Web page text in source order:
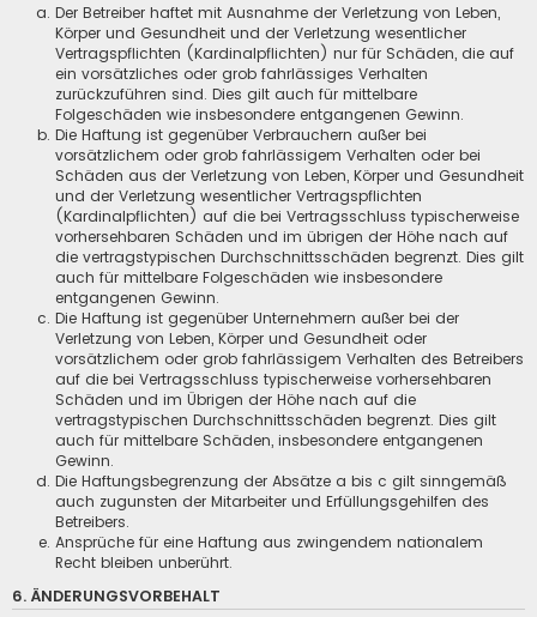
Der Betreiber haftet mit Ausnahme der Verletzung von Leben,
Körper und Gesundheit und der Verletzung wesentlicher
Vertragspflichten (Kardinalpflichten) nur für Schäden, die auf
ein vorsätzliches oder grob fahrlässiges Verhalten
zurückzuführen sind. Dies gilt auch für mittelbare
Folgeschäden wie insbesondere entgangenen Gewinn.
Die Haftung ist gegenüber Verbrauchern außer bei
vorsätzlichem oder grob fahrlässigem Verhalten oder bei
Schäden aus der Verletzung von Leben, Körper und Gesundheit
und der Verletzung wesentlicher Vertragspflichten
(Kardinalpflichten) auf die bei Vertragsschluss typischerweise
vorhersehbaren Schäden und im übrigen der Höhe nach auf
die vertragstypischen Durchschnittsschäden begrenzt. Dies gilt
auch für mittelbare Folgeschäden wie insbesondere
entgangenen Gewinn.
Die Haftung ist gegenüber Unternehmern außer bei der
Verletzung von Leben, Körper und Gesundheit oder
vorsätzlichem oder grob fahrlässigem Verhalten des Betreibers
auf die bei Vertragsschluss typischerweise vorhersehbaren
Schäden und im Übrigen der Höhe nach auf die
vertragstypischen Durchschnittsschäden begrenzt. Dies gilt
auch für mittelbare Schäden, insbesondere entgangenen
Gewinn.
Die Haftungsbegrenzung der Absätze a bis c gilt sinngemäß
auch zugunsten der Mitarbeiter und Erfüllungsgehilfen des
Betreibers.
Ansprüche für eine Haftung aus zwingendem nationalem
Recht bleiben unberührt.
6. ÄNDERUNGSVORBEHALT